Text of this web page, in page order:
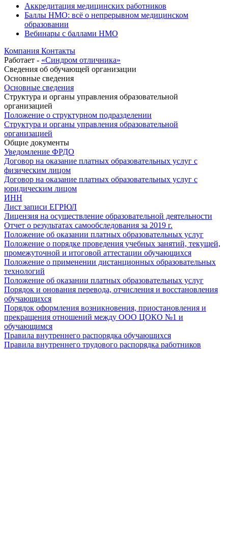
Аккредитация медицинских работников
Баллы НМО: всё о непрерывном медицинском
образовании
Вебинары с баллами НМО
Компания Контакты
Работает - «Синдром отличника»
Сведения об обучающей организации
Основные сведения
Основные сведения
Структура и органы управления образовательной
организацией
Положение о структурном подразделении
Структура и органы управления образовательной
организацией
Общие документы
Уведомление ФРДО
Договор на оказание платных образовательных услуг с
физическим лицом
Договор на оказание платных образовательных услуг с
юридическим лицом
ИНН
Лист записи ЕГРЮЛ
Лицензия на осуществление образовательной деятельности
Отчет о результатах самообследования за 2019 г.
Положение об оказании платных образовательных услуг
Положение о порядке проведения учебных занятий, текущей,
промежуточной и итоговой аттестации обучающихся
Положение о применении дистанционных образовательных
технологий
Положение об оказании платных образовательных услуг
Порядок и онования перевода, отчисления и восстановления
обучающихся
Порядок оформления возникновения, приостановления и
прекращения отношений между ООО ЦОКО №1 и
обучающимся
Правила внутреннего распорядка обучающихся
Правила внутреннего трудового распорядка работников